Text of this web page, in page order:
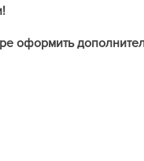
оформить